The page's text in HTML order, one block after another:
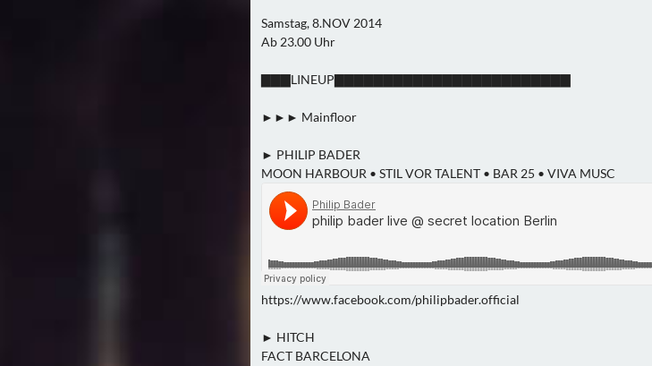
Samstag, 8.NOV 2014
Ab 23.00 Uhr
▇▇▇LINEUP▇▇▇▇▇▇▇▇▇▇▇▇▇▇▇▇▇▇▇▇▇▇▇▇
►►► Mainfloor
► PHILIP BADER
MOON HARBOUR • STIL VOR TALENT • BAR 25 • VIVA MUSC
https://www.facebook.com/philipbader.official
► HITCH
FACT BARCELONA